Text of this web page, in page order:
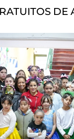
DE